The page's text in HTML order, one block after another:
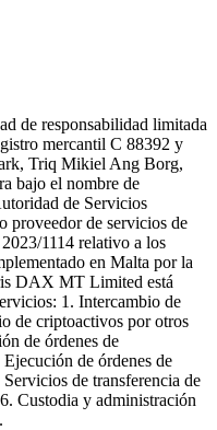
de responsabilidad limitada
mercantil C 88392 y
Triq Mikiel Ang Borg,
bajo el nombre de
de Servicios
proveedor de servicios de
1114 relativo a los
en Malta por la
DAX MT Limited está
1. Intercambio de
de criptoactivos por otros
de órdenes de
de órdenes de
de transferencia de
Custodia y administración